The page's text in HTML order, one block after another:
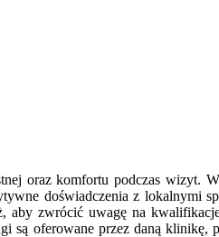
oraz komfortu podczas wizyt.
doświadczenia z lokalnymi
zwrócić uwagę na
oferowane przez daną